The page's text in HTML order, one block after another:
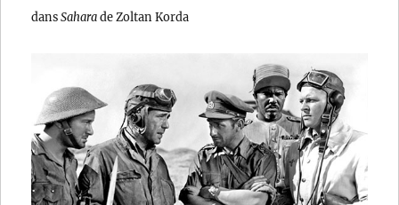
dansSaharade Zoltan Korda